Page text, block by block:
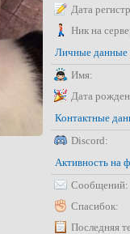
Дата
Ник на
Личные данные
Имя:
Дата
Контактные
Discord:
Активность на
Сообщений:
Спасибок:
Последняя